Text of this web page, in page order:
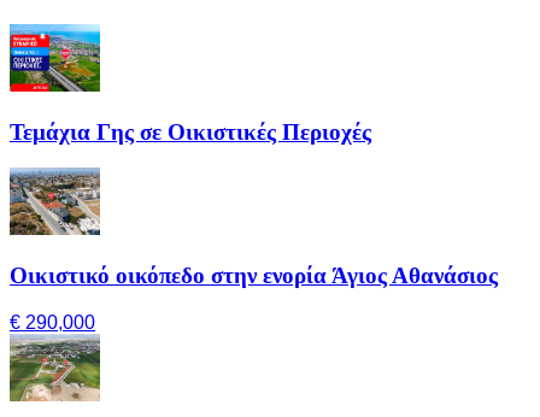
Τεμάχια Γης σε Οικιστικές Περιοχές
Οικιστικό οικόπεδο στην ενορία Άγιος Αθανάσιος
€ 290,000